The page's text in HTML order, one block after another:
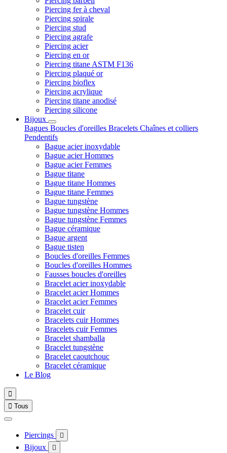
Piercing fer à cheval
Piercing spirale
Piercing stud
Piercing agrafe
Piercing acier
Piercing en or
Piercing titane ASTM F136
Piercing plaqué or
Piercing bioflex
Piercing acrylique
Piercing titane anodisé
Piercing silicone
Bijoux
Bagues Boucles d'oreilles Bracelets Chaînes et colliers
Pendentifs
Bague acier inoxydable
Bague acier Hommes
Bague acier Femmes
Bague titane
Bague titane Hommes
Bague titane Femmes
Bague tungstène
Bague tungstène Hommes
Bague tungstène Femmes
Bague céramique
Bague argent
Bague tisten
Boucles d'oreilles Femmes
Boucles d'oreilles Hommes
Fausses boucles d'oreilles
Bracelet acier inoxydable
Bracelet acier Hommes
Bracelet acier Femmes
Bracelet cuir
Bracelets cuir Hommes
Bracelets cuir Femmes
Bracelet shamballa
Bracelet tungstène
Bracelet caoutchouc
Bracelet céramique
Le Blog

 Tous
Piercings 
Bijoux 